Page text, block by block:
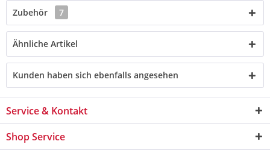
Zubehör 7
Ähnliche Artikel
Kunden haben sich ebenfalls angesehen
Service & Kontakt
Shop Service